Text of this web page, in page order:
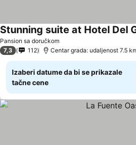
Pansion sa doručkom
7,3 112 Centar grada: udaljenost 7.5
Izaberi datume da bi se prikazale
tačne cene